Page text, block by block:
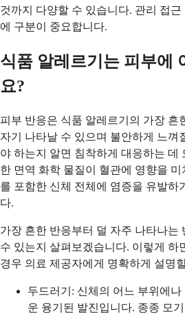
것까지 다양할 수 있습니다. 관리 접
에 구분이 중요합니다.
식품 알레르기는 피부에
요?
피부 반응은 식품 알레르기의 가장 흔
자기 나타날 수 있으며 불안하게 느껴
야 하는지 알면 침착하게 대응하는 데
한 면역 화학 물질이 혈관에 영향을
를 포함한 신체 전체에 염증을 유발하
다.
가장 흔한 반응부터 덜 자주 나타나는
수 있는지 살펴보겠습니다. 이렇게 하
경우 의료 제공자에게 명확하게 설명
두드러기: 신체의 어느 부위에
운 융기된 발진입니다. 종종 모